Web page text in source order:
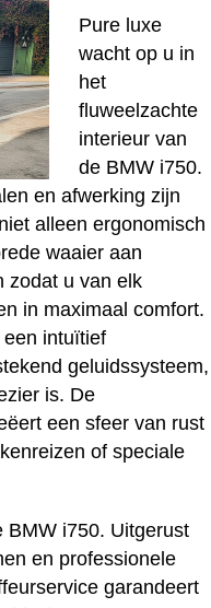
Pure luxe
wacht op u in
het
fluweelzachte
interieur van
de BMW i750.
en afwerking zijn
alleen ergonomisch
waaier aan
zodat u van elk
in maximaal comfort.
intuïtief
geluidssysteem,
is. De
een sfeer van rust
of speciale
BMW i750. Uitgerust
en professionele
garandeert